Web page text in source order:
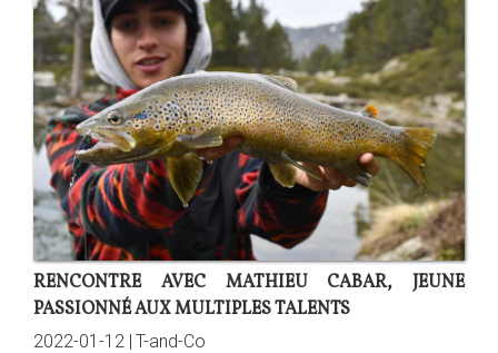
RENCONTRE AVEC MATHIEU CABAR, JEUNE
PASSIONNÉ AUX MULTIPLES TALENTS
2022-01-12 | T-and-Co